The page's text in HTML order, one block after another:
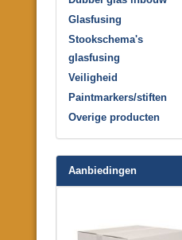
Glasfusing
Stookschema's
glasfusing
Veiligheid
Paintmarkers/stiften
Overige producten
Aanbiedingen